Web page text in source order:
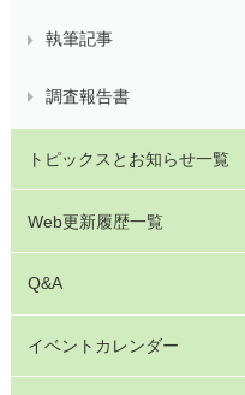
執筆記事
調査報告書
トピックスとお知らせ一覧
Web更新履歴一覧
Q&A
イベントカレンダー